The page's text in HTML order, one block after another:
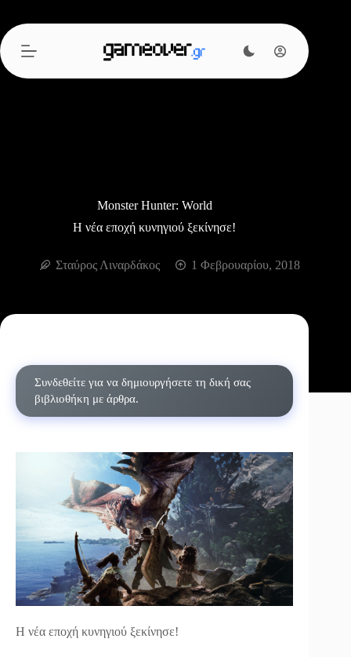
περιεχόμενο
Monster Hunter: World
Η νέα εποχή κυνηγιού ξεκίνησε!
Σταύρος Λιναρδάκος 1 Φεβρουαρίου, 2018
Συνδεθείτε για να δημιουργήσετε τη δική σας
βιβλιοθήκη με άρθρα.
Η νέα εποχή κυνηγιού ξεκίνησε!